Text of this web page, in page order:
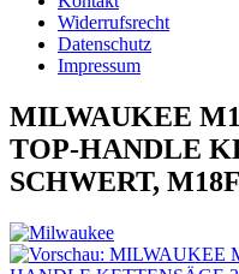
Widerrufsrecht
Datenschutz
Impressum
MILWAUKEE
TOP-HANDLE
SCHWERT,